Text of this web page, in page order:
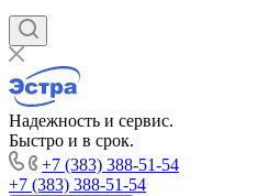
Надежность и сервис.
Быстро и в срок.
+7 (383) 388-51-54
+7 (383) 388-51-54